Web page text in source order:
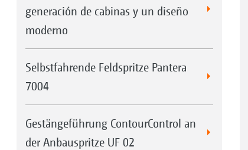
generación de cabinas y un diseño
moderno
Selbstfahrende Feldspritze Pantera
7004
Gestängeführung ContourControl an
der Anbauspritze UF 02